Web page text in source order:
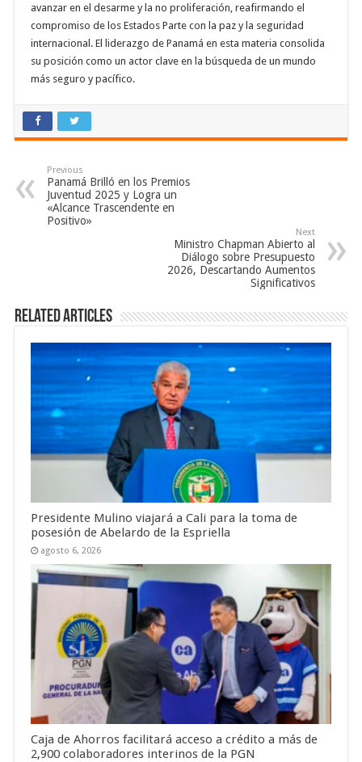
avanzar en el desarme y la no proliferación, reafirmando el
compromiso de los Estados Parte con la paz y la seguridad
internacional. El liderazgo de Panamá en esta materia consolida
su posición como un actor clave en la búsqueda de un mundo
más seguro y pacífico.
Previous
Panamá Brilló en los Premios
Juventud 2025 y Logra un
«Alcance Trascendente en
Positivo»
Next
Ministro Chapman Abierto al
Diálogo sobre Presupuesto
2026, Descartando Aumentos
Significativos
Related Articles
Presidente Mulino viajará a Cali para la toma de
posesión de Abelardo de la Espriella
agosto 6, 2026
Caja de Ahorros facilitará acceso a crédito a más de
2,900 colaboradores interinos de la PGN